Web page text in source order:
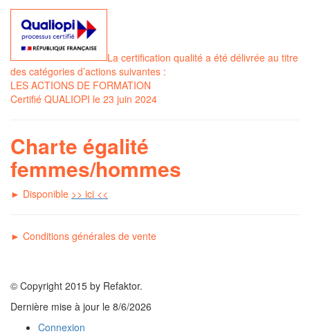
La certification qualité a été délivrée au titre
des catégories d’actions suivantes :
LES ACTIONS DE FORMATION
Certifié QUALIOPI le 23 juin 2024
Charte égalité
femmes/hommes
► Disponible >> ici <<
► Conditions générales de vente
© Copyright 2015 by Refaktor.
Dernière mise à jour le 8/6/2026
Connexion